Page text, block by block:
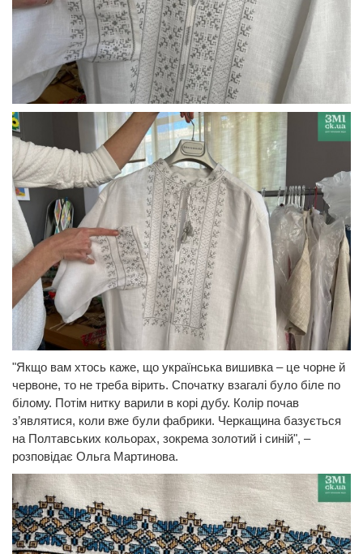
"Якщо вам хтось каже, що українська вишивка – це чорне й
червоне, то не треба вірить. Спочатку взагалі було біле по
білому. Потім нитку варили в корі дубу. Колір почав
з’являтися, коли вже були фабрики. Черкащина базується
на Полтавських кольорах, зокрема золотий і синій", –
розповідає Ольга Мартинова.